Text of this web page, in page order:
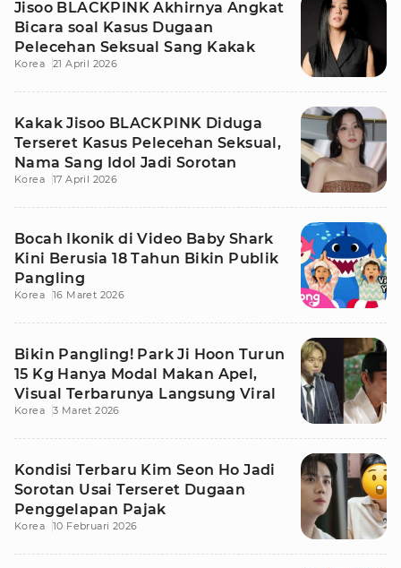
Jisoo BLACKPINK Akhirnya Angkat
Bicara soal Kasus Dugaan
Pelecehan Seksual Sang Kakak
Korea 21 April 2026
Kakak Jisoo BLACKPINK Diduga
Terseret Kasus Pelecehan Seksual,
Nama Sang Idol Jadi Sorotan
Korea 17 April 2026
Bocah Ikonik di Video Baby Shark
Kini Berusia 18 Tahun Bikin Publik
Pangling
Korea 16 Maret 2026
Bikin Pangling! Park Ji Hoon Turun
15 Kg Hanya Modal Makan Apel,
Visual Terbarunya Langsung Viral
Korea 3 Maret 2026
Kondisi Terbaru Kim Seon Ho Jadi
Sorotan Usai Terseret Dugaan
Penggelapan Pajak
Korea 10 Februari 2026